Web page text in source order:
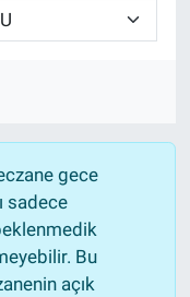
gece
sadece
Bu
açık